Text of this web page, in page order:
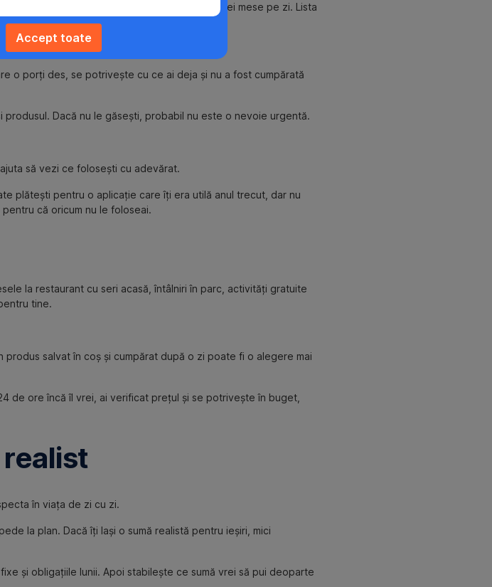
nu are sens să cumperi alimente pentru trei mese pe zi. Lista
o porți des, se potrivește cu ce ai deja și nu a fost cumpărată
Dacă nu le găsești, probabil nu este o nevoie urgentă.
să vezi ce folosești cu adevărat.
plătești pentru o aplicație care îți era utilă anul trecut, dar nu
că oricum nu le foloseai.
la restaurant cu seri acasă, întâlniri în parc, activități gratuite
tine.
salvat în coș și cumpărat după o zi poate fi o alegere mai
de ore încă îl vrei, ai verificat prețul și se potrivește în buget,
în viața de zi cu zi.
la plan. Dacă îți lași o sumă realistă pentru ieșiri, mici
și obligațiile lunii. Apoi stabilește ce sumă vrei să pui deoparte
Accept toate